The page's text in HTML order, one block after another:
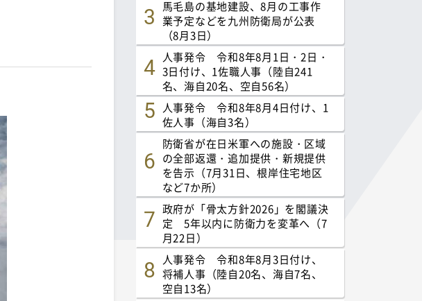
馬毛島の基地建設、8月の工事作
業予定などを九州防衛局が公表
（8月3日）
人事発令 令和8年8月1日・2日・
3日付け、1佐職人事（陸自241
名、海自20名、空自56名）
人事発令 令和8年8月4日付け、1
佐人事（海自3名）
防衛省が在日米軍への施設・区域
の全部返還・追加提供・新規提供
を告示（7月31日、根岸住宅地区
など7か所）
政府が「骨太方針2026」を閣議決
定 5年以内に防衛力を変革へ（7
月22日）
人事発令 令和8年8月3日付け、
将補人事（陸自20名、海自7名、
空自13名）